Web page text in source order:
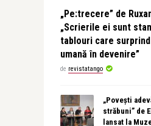
„Pe:trecere” de
„Scrierile ei sunt
tablouri care
umană în devenire”
de revistatango
„Povești
străbuni” de
lansat la